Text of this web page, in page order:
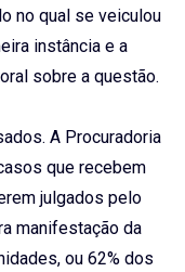
no qual se veiculou
instância e a
sobre a questão.
A Procuradoria
que recebem
julgados pelo
manifestação da
ou 62% dos